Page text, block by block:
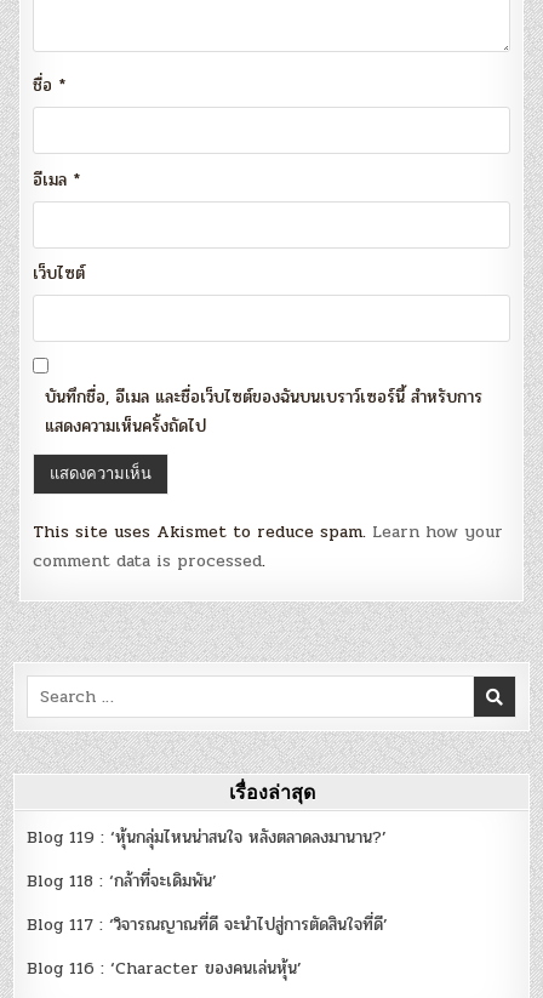
ชื่อ *
อีเมล *
เว็บไซต์
บันทึกชื่อ, อีเมล และชื่อเว็บไซต์ของฉันบนเบราว์เซอร์นี้ สำหรับการ
แสดงความเห็นครั้งถัดไป
This site uses Akismet to reduce spam. Learn how your
comment data is processed.
Search
for:
เรื่องล่าสุด
Blog 119 : ‘หุ้นกลุ่มไหนน่าสนใจ หลังตลาดลงมานาน?’
Blog 118 : ‘กล้าที่จะเดิมพัน’
Blog 117 : ‘วิจารณญาณที่ดี จะนำไปสู่การตัดสินใจที่ดี’
Blog 116 : ‘Character ของคนเล่นหุ้น’